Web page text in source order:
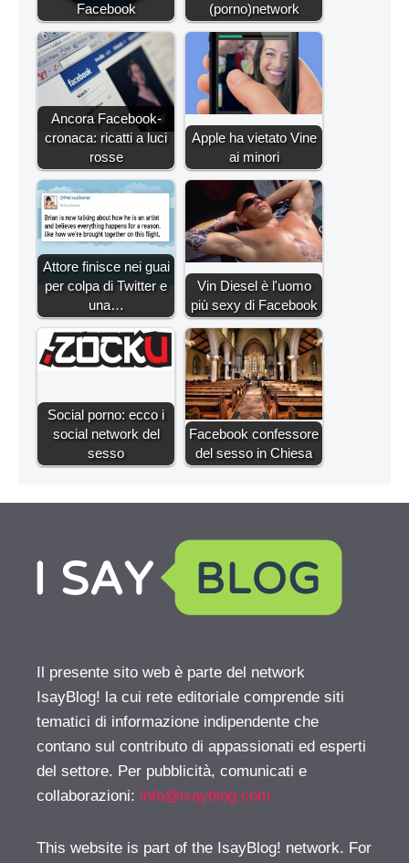
Facebook
(porno)network
Ancora Facebook-
cronaca: ricatti a luci
rosse
Apple ha vietato Vine
ai minori
Attore finisce nei guai
per colpa di Twitter e
una…
Vin Diesel è l'uomo
più sexy di Facebook
Social porno: ecco i
social network del
sesso
Facebook confessore
del sesso in Chiesa
Il presente sito web è parte del network
IsayBlog! la cui rete editoriale comprende siti
tematici di informazione indipendente che
contano sul contributo di appassionati ed esperti
del settore. Per pubblicità, comunicati e
collaborazioni: info@isayblog.com
This website is part of the IsayBlog! network. For